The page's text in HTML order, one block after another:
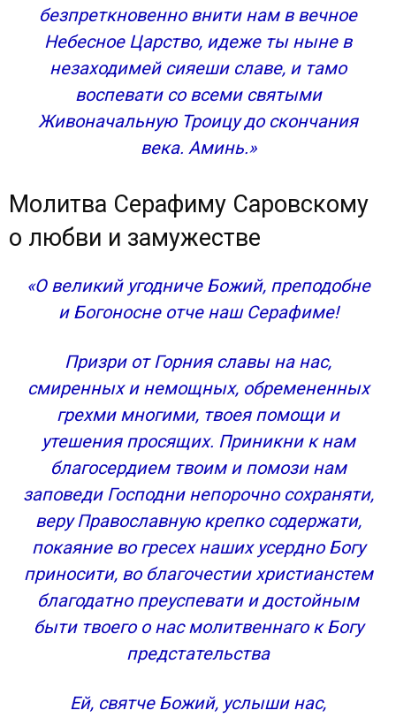
безпреткновенно внити нам в вечное
Небесное Царство, идеже ты ныне в
незаходимей сияеши славе, и тамо
воспевати со всеми святыми
Живоначальную Троицу до скончания
века. Аминь.»
Молитва Серафиму Саровскому
о любви и замужестве
«О великий угодниче Божий, преподобне
и Богоносне отче наш Серафиме!
Призри от Горния славы на нас,
смиренных и немощных, обремененных
грехми многими, твоея помощи и
утешения просящих. Приникни к нам
благосердием твоим и помози нам
заповеди Господни непорочно сохраняти,
веру Православную крепко содержати,
покаяние во гресех наших усердно Богу
приносити, во благочестии христианстем
благодатно преуспевати и достойным
быти твоего о нас молитвеннаго к Богу
предстательства
Ей, святче Божий, услыши нас,